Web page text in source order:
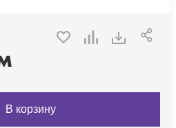
В корзину